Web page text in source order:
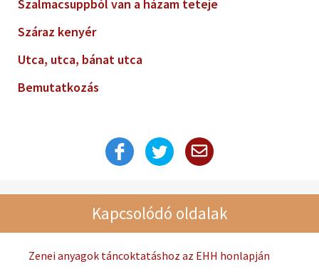
Kapcsolódó oldalak
Zenei anyagok táncoktatáshoz az EHH honlapján
Szalmacsuppból van a házam teteje
Száraz kenyér
Utca, utca, bánat utca
Bemutatkozás